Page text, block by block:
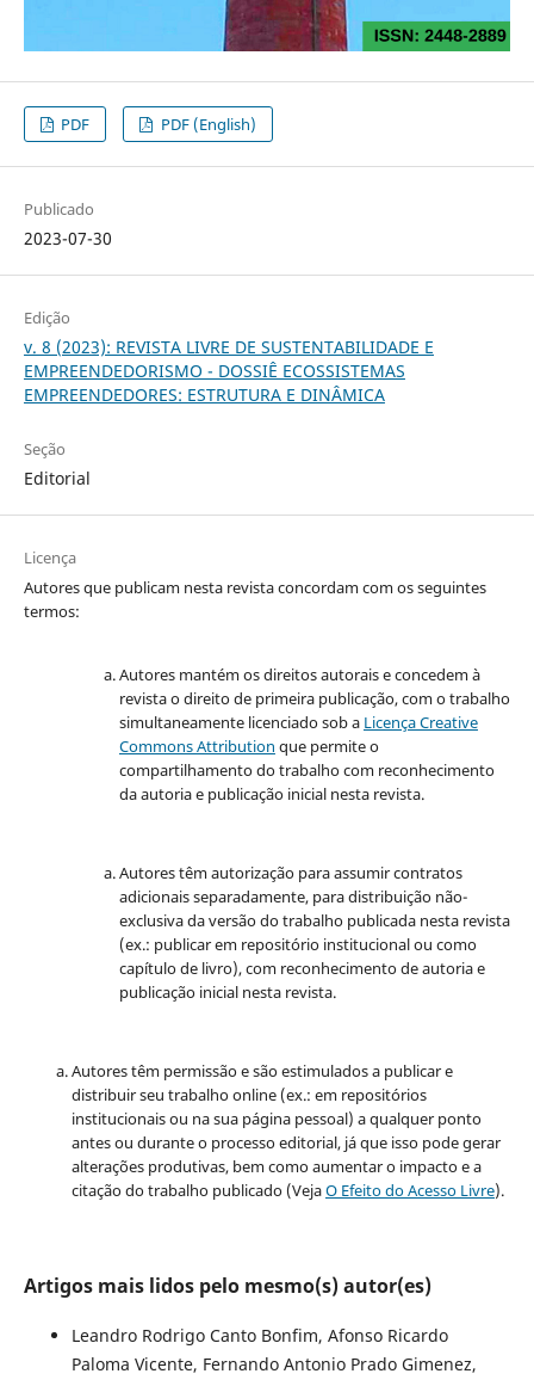
PDF PDF (English)
Publicado
2023-07-30
Edição
v. 8 (2023): REVISTA LIVRE DE SUSTENTABILIDADE E
EMPREENDEDORISMO - DOSSIÊ ECOSSISTEMAS
EMPREENDEDORES: ESTRUTURA E DINÂMICA
Seção
Editorial
Licença
Autores que publicam nesta revista concordam com os seguintes
termos:
Autores mantém os direitos autorais e concedem à
revista o direito de primeira publicação, com o trabalho
simultaneamente licenciado sob a Licença Creative
Commons Attribution que permite o
compartilhamento do trabalho com reconhecimento
da autoria e publicação inicial nesta revista.
Autores têm autorização para assumir contratos
adicionais separadamente, para distribuição não-
exclusiva da versão do trabalho publicada nesta revista
(ex.: publicar em repositório institucional ou como
capítulo de livro), com reconhecimento de autoria e
publicação inicial nesta revista.
Autores têm permissão e são estimulados a publicar e
distribuir seu trabalho online (ex.: em repositórios
institucionais ou na sua página pessoal) a qualquer ponto
antes ou durante o processo editorial, já que isso pode gerar
alterações produtivas, bem como aumentar o impacto e a
citação do trabalho publicado (VejaO Efeito do Acesso Livre).
Artigos mais lidos pelo mesmo(s) autor(es)
Leandro Rodrigo Canto Bonfim, Afonso Ricardo
Paloma Vicente, Fernando Antonio Prado Gimenez,